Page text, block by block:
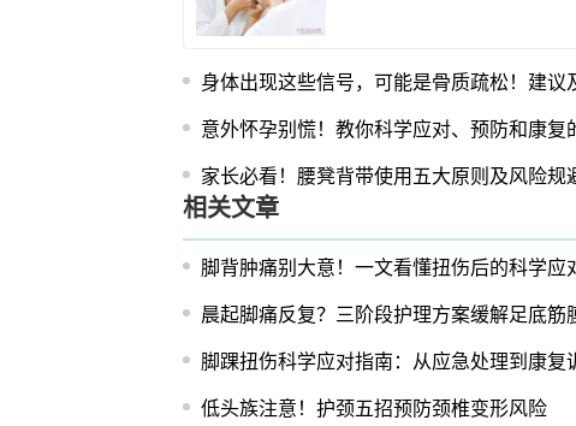
身体出现这些信号，可能是骨质疏松！建议
意外怀孕别慌！教你科学应对、预防和康复
家长必看！腰凳背带使用五大原则及风险规
相关文章
脚背肿痛别大意！一文看懂扭伤后的科学应
晨起脚痛反复？三阶段护理方案缓解足底筋
脚踝扭伤科学应对指南：从应急处理到康复
低头族注意！护颈五招预防颈椎变形风险